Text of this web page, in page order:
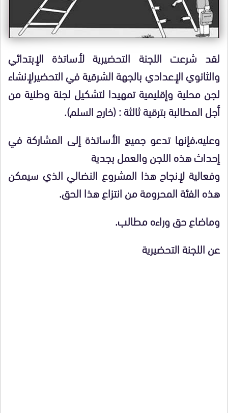
لقد شرعت اللجنة التحضيرية لأساتذة الإبتدائي
والثانوي الإعدادي بالجهة الشرقية في التحضيرلإنشاء
لجن محلية وإقليمية تمهيدا لتشكيل لجنة وطنية من
أجل المطالبة بترقية ثالثة : (خارج السلم).
وعليه،فإنها تدعو جميع الأساتذة إلى المشاركة في
إحداث هذه اللجن والعمل بجدية
وفعالية لإنجاح هذا المشروع النضالي الذي سيمكن
هذه الفئة المحرومة من انتزاع هذا الحق.
وماضاع حق وراءه مطالب.
عن اللجنة التحضيرية